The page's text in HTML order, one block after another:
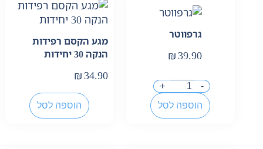
גרפווטר
₪39.90
-
+
הוספה לסל
מגע הקסם רפידות
הנקה 30 יחידות
₪34.90
הוספה לסל